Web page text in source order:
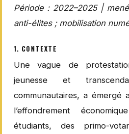
Période : 2022–2025 |
anti-élites ; mobilisation
1. CONTEXTE
Une vague de
jeunesse et
communautaires, a émergé
l’effondrement
étudiants, des primo-